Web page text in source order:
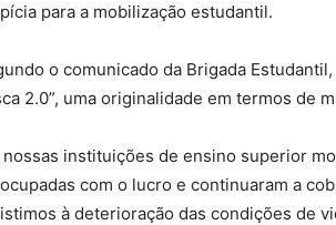
para a mobilização estudantil.
o comunicado da Brigada
2.0”, uma originalidade em termos de
nossas instituições de ensino superior
com o lucro e continuaram a
à deterioração das condições de